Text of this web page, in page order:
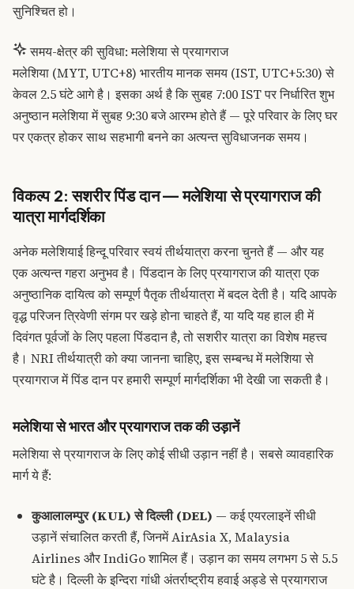
सुनिश्चित हो।
समय-क्षेत्र की सुविधा: मलेशिया से प्रयागराज
मलेशिया (MYT, UTC+8) भारतीय मानक समय (IST, UTC+5:30) से
केवल 2.5 घंटे आगे है। इसका अर्थ है कि सुबह 7:00 IST पर निर्धारित शुभ
अनुष्ठान मलेशिया में सुबह 9:30 बजे आरम्भ होते हैं — पूरे परिवार के लिए घर
पर एकत्र होकर साथ सहभागी बनने का अत्यन्त सुविधाजनक समय।
विकल्प 2: सशरीर पिंड दान — मलेशिया से प्रयागराज की
यात्रा मार्गदर्शिका
अनेक मलेशियाई हिन्दू परिवार स्वयं तीर्थयात्रा करना चुनते हैं — और यह
एक अत्यन्त गहरा अनुभव है। पिंडदान के लिए प्रयागराज की यात्रा एक
अनुष्ठानिक दायित्व को सम्पूर्ण पैतृक तीर्थयात्रा में बदल देती है। यदि आपके
वृद्ध परिजन त्रिवेणी संगम पर खड़े होना चाहते हैं, या यदि यह हाल ही में
दिवंगत पूर्वजों के लिए पहला पिंडदान है, तो सशरीर यात्रा का विशेष महत्त्व
है। NRI तीर्थयात्री को क्या जानना चाहिए, इस सम्बन्ध में मलेशिया से
प्रयागराज में पिंड दान पर हमारी सम्पूर्ण मार्गदर्शिका भी देखी जा सकती है।
मलेशिया से भारत और प्रयागराज तक की उड़ानें
मलेशिया से प्रयागराज के लिए कोई सीधी उड़ान नहीं है। सबसे व्यावहारिक
मार्ग ये हैं:
कुआलालम्पुर (KUL) से दिल्ली (DEL) — कई एयरलाइनें सीधी
उड़ानें संचालित करती हैं, जिनमें AirAsia X, Malaysia
Airlines और IndiGo शामिल हैं। उड़ान का समय लगभग 5 से 5.5
घंटे है। दिल्ली के इन्दिरा गांधी अंतर्राष्ट्रीय हवाई अड्डे से प्रयागराज